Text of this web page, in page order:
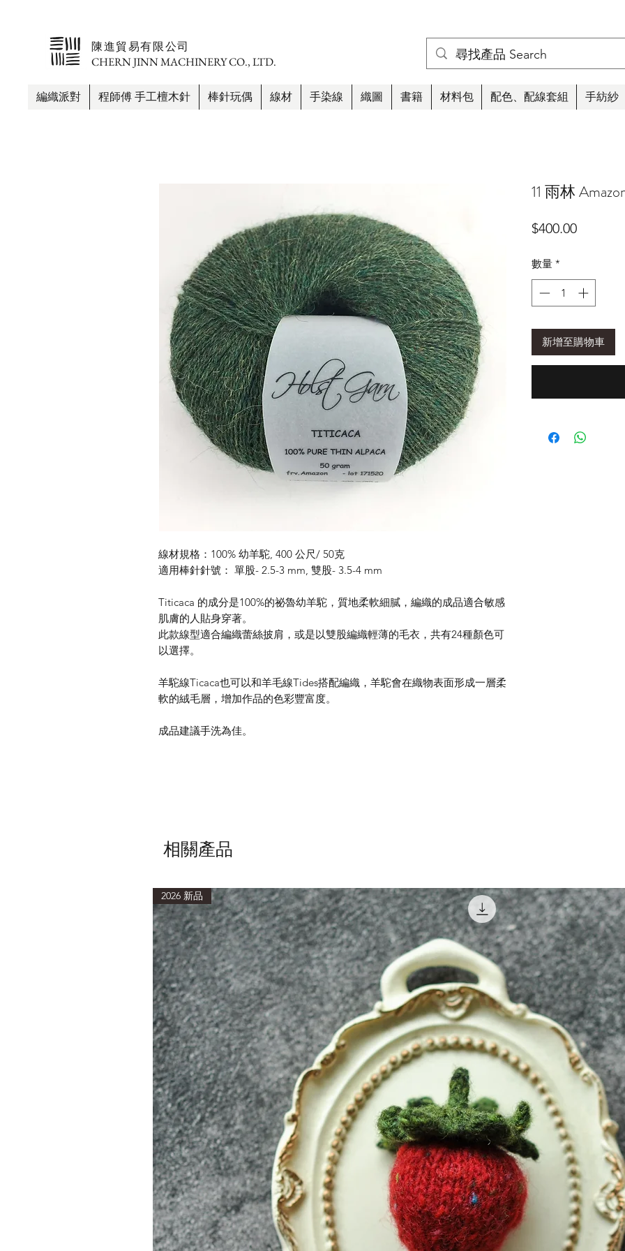
​陳進貿易有限公司
CHERN JINN MACHINERY CO., LTD.
編織派對 程師傅 手工檀木針 棒針玩偶 線材 手染線 織圖 書籍 材料包 配色、配線套組 手紡紗
線材規格：100% 幼羊駝, 400 公尺/ 50克
適用棒針針號： 單股- 2.5-3 mm, 雙股- 3.5-4 mm
Titicaca 的成分是100%的祕魯幼羊駝，質地柔軟細膩，編織的成品適合敏感
肌膚的人貼身穿著。
此款線型適合編織蕾絲披肩，或是以雙股編織輕薄的毛衣，共有24種顏色可
以選擇。
羊駝線Ticaca也可以和羊毛線Tides搭配編織，羊駝會在織物表面形成一層柔
軟的絨毛層，增加作品的色彩豐富度。
成品建議手洗為佳。
11 雨林
$400.00價
數量 *
新增至購物車
相關產品
2026 新品